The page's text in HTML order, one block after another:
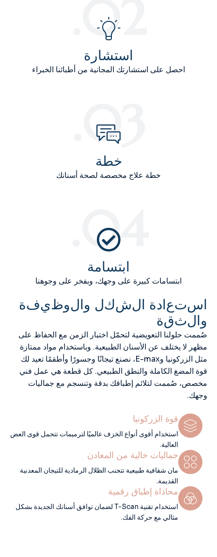
02.
استشارة
احصل على استشارتك المجانية من أطبائنا الخبراء
03.
خطة
خطة علاج مخصصة لصحة أسنانك
04.
ابتسامة
ابتسامات كبيرة على وجهك، وبفخر على وجوهنا
استعادة الشكل والوظيفة
والثقة
صُممت حلولنا التعويضية لتحمّل اختبار الزمن مع الحفاظ على
مظهر لا يختلف عن الأسنان الطبيعية. وباستخدام مواد ممتازة
مثل الزركونيا وE-max، نصنع تيجانًا وجسورًا وأطقمًا تعيد لك
قوة المضغ الكاملة والنطق الطبيعي. كل قطعة هي عمل فني
مخصص، صُممت لتلائم إطباقك بدقة وتنسجم مع جماليات
وجهك.
قوة الزركونيا
استخدام أقوى أنواع الخزف عالميًا لترميمات تتحمل قوى العض
العالية.
جماليات خالية من المعادن
مان شفافية طبيعية تتجنب الظلال الرمادية للتيجان المعدنية
القديمة.
محاذاة إطباق رقمية
استخدام تقنية T-Scan لضمان توافق أسنانك الجديدة بشكل
مثالي مع حركة الفك.